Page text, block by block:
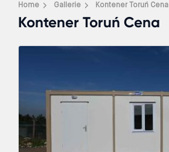
Home Gallerie Kontener Toruń Cena
Kontener Toruń Cena